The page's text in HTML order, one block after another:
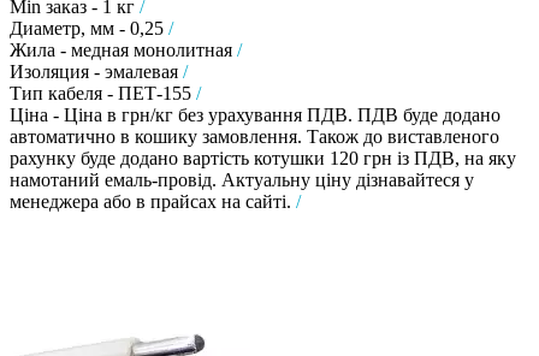
Min заказ - 1 кг /
Диаметр, мм - 0,25 /
Жила - медная монолитная /
Изоляция - эмалевая /
Тип кабеля - ПЕТ-155 /
Ціна - Ціна в грн/кг без урахування ПДВ. ПДВ буде додано
автоматично в кошику замовлення. Також до виставленого
рахунку буде додано вартість котушки 120 грн із ПДВ, на яку
намотаний емаль-провід. Актуальну ціну дізнавайтеся у
менеджера або в прайсах на сайті. /